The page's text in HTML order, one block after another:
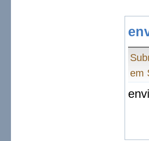
em